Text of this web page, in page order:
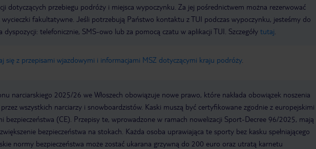
dotyczących przebiegu podróży i miejsca wypoczynku. Za jej pośrednictwem można rezerwować
wycieczki fakultatywne. Jeśli potrzebują Państwo kontaktu z TUI podczas wypoczynku, jesteśmy do
dyspozycji: telefonicznie, SMS-owo lub za pomocą czatu w aplikacji TUI. Szczegóły tutaj
się z przepisami wjazdowymi i informacjami MSZ dotyczącymi kraju podróży.
narciarskiego 2025/26 we Włoszech obowiązuje nowe prawo, które nakłada obowiązek noszenia
wszystkich narciarzy i snowboardzistów. Kaski muszą być certyfikowane zgodnie z europejskimi
bezpieczeństwa (CE). Przepisy te, wprowadzone w ramach nowelizacji Sport-Decree 96/2025, mają
bezpieczeństwa na stokach. Każda osoba uprawiająca te sporty bez kasku spełniającego
normy bezpieczeństwa może zostać ukarana grzywną do 200 euro oraz utratą karnetu